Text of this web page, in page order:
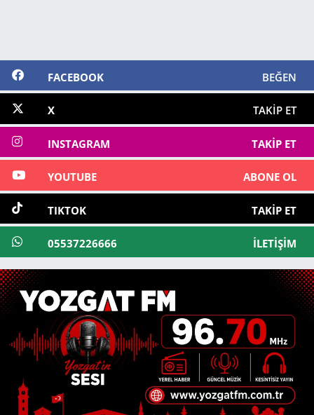
FACEBOOK BEĞEN
X TAKIP ET
INSTAGRAM TAKIP ET
YOUTUBE ABONE OL
TIKTOK TAKIP ET
05537226666 İLETIŞIM